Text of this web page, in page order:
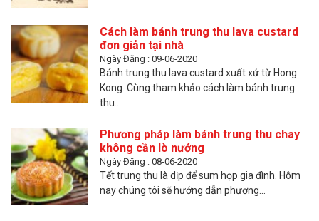
Cách làm bánh trung thu lava custard
đơn giản tại nhà
Ngày Đăng : 09-06-2020
Bánh trung thu lava custard xuất xứ từ Hong
Kong. Cùng tham khảo cách làm bánh trung
thu...
Phương pháp làm bánh trung thu chay
không cần lò nướng
Ngày Đăng : 08-06-2020
Tết trung thu là dịp để sum họp gia đình. Hôm
nay chúng tôi sẽ hướng dẫn phương...